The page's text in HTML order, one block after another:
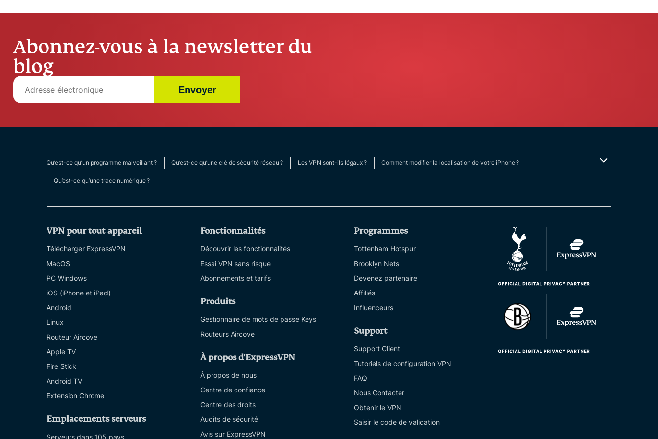
Abonnez-vous à la newsletter du
blog
Envoyer
Qu’est-ce qu’un programme malveillant ? Qu’est-ce qu’une clé de sécurité réseau ? Les VPN sont-ils légaux ? Comment modifier la localisation de votre iPhone ?
Qu’est-ce qu’une trace numérique ?
VPN pour tout appareil
Télécharger ExpressVPN
MacOS
PC Windows
iOS (iPhone et iPad)
Android
Linux
Routeur Aircove
Apple TV
Fire Stick
Android TV
Extension Chrome
Emplacements serveurs
Serveurs dans 105 pays
Fonctionnalités
Découvrir les fonctionnalités
Essai VPN sans risque
Abonnements et tarifs
Produits
Gestionnaire de mots de passe Keys
Routeurs Aircove
À propos d'ExpressVPN
À propos de nous
Centre de confiance
Centre des droits
Audits de sécurité
Avis sur ExpressVPN
Programmes
Tottenham Hotspur
Brooklyn Nets
Devenez partenaire
Affiliés
Influenceurs
Support
Support Client
Tutoriels de configuration VPN
FAQ
Nous Contacter
Obtenir le VPN
Saisir le code de validation